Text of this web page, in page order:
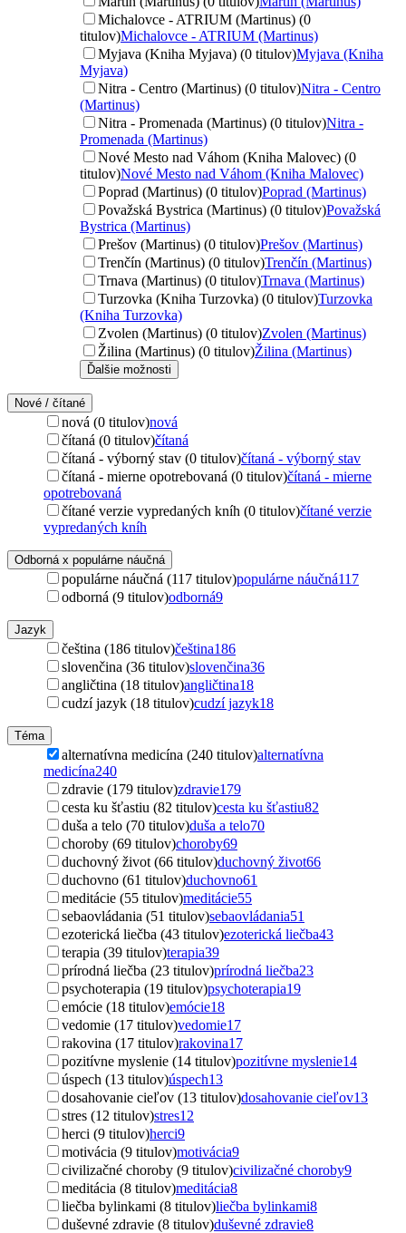
Michalovce - ATRIUM (Martinus) (0
titulov)Michalovce - ATRIUM (Martinus)
Myjava (Kniha Myjava) (0 titulov)Myjava (Kniha
Myjava)
Nitra - Centro (Martinus) (0 titulov)Nitra - Centro
(Martinus)
Nitra - Promenada (Martinus) (0 titulov)Nitra -
Promenada (Martinus)
Nové Mesto nad Váhom (Kniha Malovec) (0
titulov)Nové Mesto nad Váhom (Kniha Malovec)
Poprad (Martinus) (0 titulov)Poprad (Martinus)
Považská Bystrica (Martinus) (0 titulov)Považská
Bystrica (Martinus)
Prešov (Martinus) (0 titulov)Prešov (Martinus)
Trenčín (Martinus) (0 titulov)Trenčín (Martinus)
Trnava (Martinus) (0 titulov)Trnava (Martinus)
Turzovka (Kniha Turzovka) (0 titulov)Turzovka
(Kniha Turzovka)
Zvolen (Martinus) (0 titulov)Zvolen (Martinus)
Žilina (Martinus) (0 titulov)Žilina (Martinus)
Ďalšie možnosti
Nové / čítané
nová (0 titulov)nová
čítaná (0 titulov)čítaná
čítaná - výborný stav (0 titulov)čítaná - výborný stav
čítaná - mierne opotrebovaná (0 titulov)čítaná - mierne
opotrebovaná
čítané verzie vypredaných kníh (0 titulov)čítané verzie
vypredaných kníh
Odborná x populárne náučná
populárne náučná (117 titulov)populárne náučná117
odborná (9 titulov)odborná9
Jazyk
čeština (186 titulov)čeština186
slovenčina (36 titulov)slovenčina36
angličtina (18 titulov)angličtina18
cudzí jazyk (18 titulov)cudzí jazyk18
Téma
alternatívna medicína (240 titulov)alternatívna
medicína240
zdravie (179 titulov)zdravie179
cesta ku šťastiu (82 titulov)cesta ku šťastiu82
duša a telo (70 titulov)duša a telo70
choroby (69 titulov)choroby69
duchovný život (66 titulov)duchovný život66
duchovno (61 titulov)duchovno61
meditácie (55 titulov)meditácie55
sebaovládania (51 titulov)sebaovládania51
ezoterická liečba (43 titulov)ezoterická liečba43
terapia (39 titulov)terapia39
prírodná liečba (23 titulov)prírodná liečba23
psychoterapia (19 titulov)psychoterapia19
emócie (18 titulov)emócie18
vedomie (17 titulov)vedomie17
rakovina (17 titulov)rakovina17
pozitívne myslenie (14 titulov)pozitívne myslenie14
úspech (13 titulov)úspech13
dosahovanie cieľov (13 titulov)dosahovanie cieľov13
stres (12 titulov)stres12
herci (9 titulov)herci9
motivácia (9 titulov)motivácia9
civilizačné choroby (9 titulov)civilizačné choroby9
meditácia (8 titulov)meditácia8
liečba bylinkami (8 titulov)liečba bylinkami8
duševné zdravie (8 titulov)duševné zdravie8